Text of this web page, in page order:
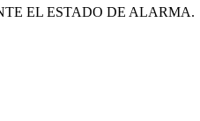
EL ESTADO DE ALARMA.